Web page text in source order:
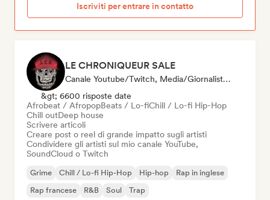
Iscriviti per entrare in contatto
LE CHRONIQUEUR SALE
Canale Youtube/Twitch, Media/Giornalista, Social Media Influencer
&gt; 6600 risposte date
Afrobeat / AfropopBeats / Lo-fiChill / Lo-fi Hip-Hop
Chill outDeep house
Scrivere articoli
Creare post o reel di grande impatto sugli artisti
Condividere gli artisti sul mio canale YouTube,
SoundCloud o Twitch
Grime Chill / Lo-fi Hip-Hop Hip-hop
Rap in inglese
Rap francese
R&B Soul Trap